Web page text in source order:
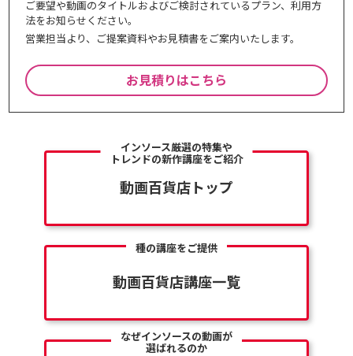
ご要望や動画のタイトルおよびご検討されているプラン、利⽤⽅
法をお知らせください。
営業担当より、ご提案資料やお⾒積書をご案内いたします。
お見積りはこちら
インソース厳選の特集や
トレンドの新作講座をご紹介
動画百貨店トップ
種の講座をご提供
動画百貨店講座一覧
なぜインソースの動画が
選ばれるのか